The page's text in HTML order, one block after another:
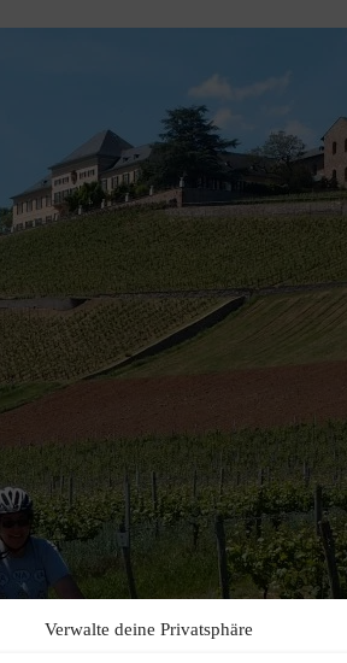
Verwalte deine Privatsphäre